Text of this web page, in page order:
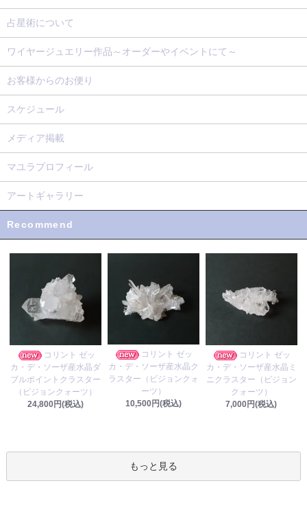
占星術について
ワイヤージュエリー作品～オーダーやイベントにて～
お客様からのお便り
スケジュール
メディア掲載
マユラプロフィール
アートギャラリー
Recommend
コリント ゼッ
カ・デ・ソーザ産水晶ダ
ブルポイントクラスター
（ビジョンクォーツ）
24,800円(税込)
コリント ゼッ
カ・デ・ソーザ産水晶ク
ラスター（ビジョンクォ
ーツ）
10,500円(税込)
コリント ゼッ
カ・デ・ソーザ産水晶ミ
ニクラスター（ビジョン
クォーツ）
7,000円(税込)
もっと見る